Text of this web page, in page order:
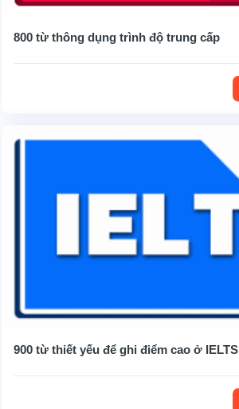
800 từ thông dụng trình độ trung cấp
900 từ thiết yếu để ghi điểm cao ở IELTS